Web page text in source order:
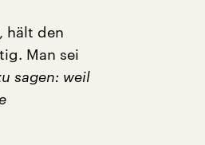
hält den
Man sei
sagen: weil